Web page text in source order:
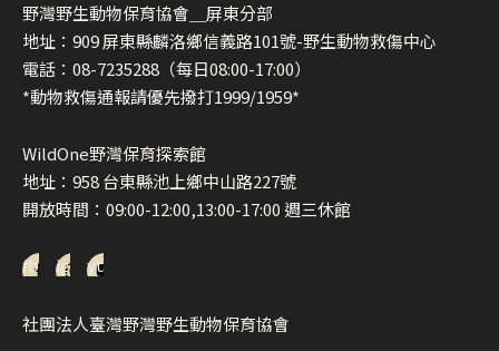
野灣野生動物保育協會＿屏東分部
地址：909 屏東縣麟洛鄉信義路101號-野生動物救傷中心
電話：08-7235288（每日08:00-17:00）
*動物救傷通報請優先撥打1999/1959*
WildOne野灣保育探索館
地址：958 台東縣池上鄉中山路227號
開放時間：09:00-12:00,13:00-17:00 週三休館
fb ig yt
社團法人臺灣野灣野生動物保育協會